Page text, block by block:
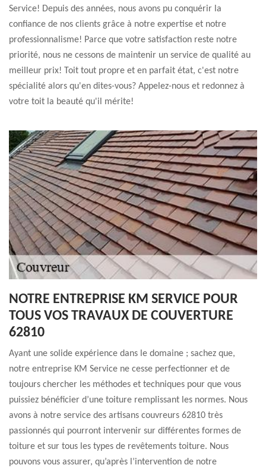
Service! Depuis des années, nous avons pu conquérir la
confiance de nos clients grâce à notre expertise et notre
professionnalisme! Parce que votre satisfaction reste notre
priorité, nous ne cessons de maintenir un service de qualité au
meilleur prix! Toit tout propre et en parfait état, c'est notre
spécialité alors qu'en dites-vous? Appelez-nous et redonnez à
votre toit la beauté qu'il mérite!
NOTRE ENTREPRISE KM SERVICE POUR
TOUS VOS TRAVAUX DE COUVERTURE
62810
Ayant une solide expérience dans le domaine ; sachez que,
notre entreprise KM Service ne cesse perfectionner et de
toujours chercher les méthodes et techniques pour que vous
puissiez bénéficier d’une toiture remplissant les normes. Nous
avons à notre service des artisans couvreurs 62810 très
passionnés qui pourront intervenir sur différentes formes de
toiture et sur tous les types de revêtements toiture. Nous
pouvons vous assurer, qu’après l’intervention de notre